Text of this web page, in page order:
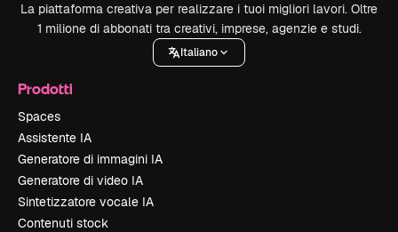
La piattaforma creativa per realizzare i tuoi migliori lavori. Oltre
1 milione di abbonati tra creativi, imprese, agenzie e studi.
Italiano
Prodotti
Spaces
Assistente IA
Generatore di immagini IA
Generatore di video IA
Sintetizzatore vocale IA
Contenuti stock